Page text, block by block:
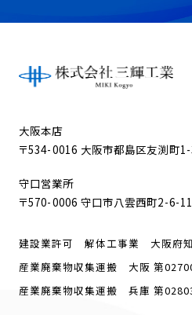
大阪本店
〒534-0016 大阪市都島区友渕町
守口営業所
〒570-0006 守口市八雲西町2-6-11
建設業許可 解体工事業 大阪府知
産業廃棄物収集運搬 大阪 第
産業廃棄物収集運搬 兵庫 第